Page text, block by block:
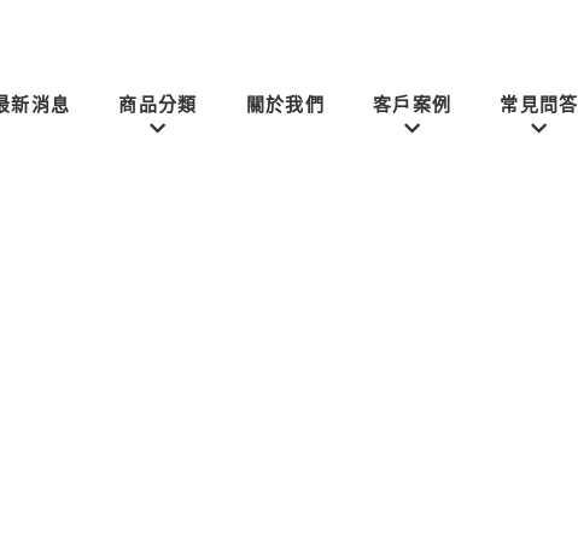
新消息 商品分類 關於我們 客戶案例 常見問答